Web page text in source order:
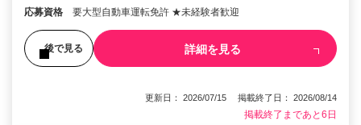
応募資格 要大型自動車運転免許 ★未経験者歓迎
後で見る 詳細を見る
更新日： 2026/07/15 掲載終了日： 2026/08/14
掲載終了まであと6日